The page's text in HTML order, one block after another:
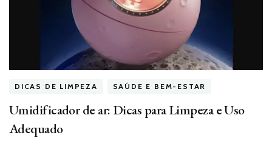
DICAS DE LIMPEZA SAÚDE E BEM-ESTAR
Umidificador de ar: Dicas para Limpeza e Uso
Adequado